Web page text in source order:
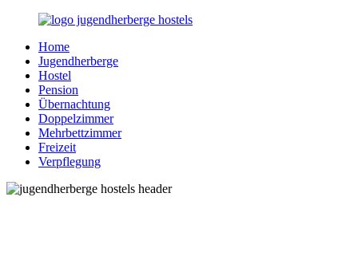
Zurück
Inhalt
Jugendherberge-
Hostels.de
Reisen
junge
jung
gebliebene
Menschen
Home
Jugendherberge
Hostel
Pension
Übernachtung
Doppelzimmer
Mehrbettzimmer
Freizeit
Verpflegung